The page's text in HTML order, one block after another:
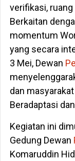
verifikasi,
Berkaitan
momentum
yang secara
3 Mei, Dewan
dan
Beradaptasi
Kegiatan ini
Gedung Dewan
Komaruddin